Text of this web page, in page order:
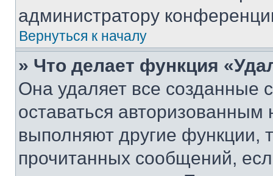
администратору
Вернуться к началу
» Что делает функция
Она удаляет все созданные
оставаться
выполняют другие функции,
прочитанных сообщений,